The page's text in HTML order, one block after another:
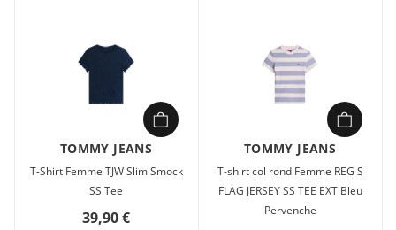
TOMMY JEANS
T-Shirt Femme TJW Slim Smock
SS Tee
39,90 €
TOMMY JEANS
T-shirt col rond Femme REG S
FLAG JERSEY SS TEE EXT Bleu
Pervenche